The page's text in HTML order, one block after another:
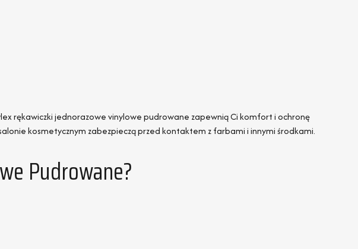
rękawiczki jednorazowe vinylowe pudrowane zapewnią Ci komfort i ochronę
kosmetycznym zabezpieczą przed kontaktem z farbami i innymi środkami.
Pudrowane?